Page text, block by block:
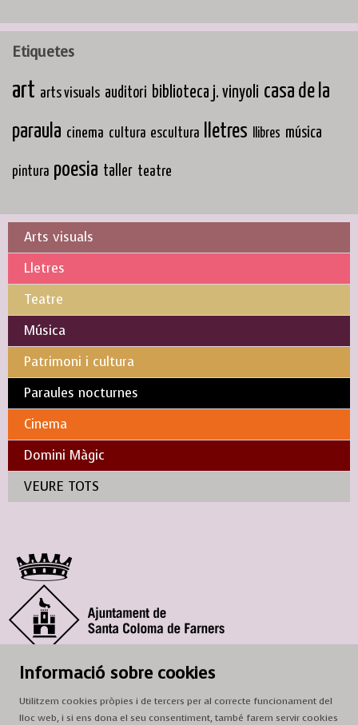
Etiquetes
art arts visuals auditori biblioteca j. vinyoli casa de la
paraula cinema cultura escultura lletres llibres música
pintura poesia taller teatre
Arts visuals
Lletres
Teatre
Música
Patrimoni i cultura
Paraules nocturnes
Cinema
Domini Màgic
VEURE TOTS
© Ajuntament de Santa Coloma de Farners
: de dilluns a dissabte, de 9 a 13 h.
Informació sobre cookies
Utilitzem cookies pròpies i de tercers per al correcte funcionament del
lloc web, i si ens dona el seu consentiment, també farem servir cookies